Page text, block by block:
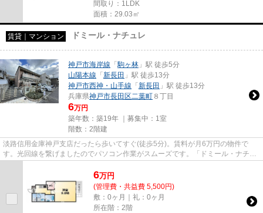
間取り：1LDK
面積：29.03㎡
賃貸｜マンション ドミール・ナチュレ
神戸市海岸線 「駒ヶ林 」駅 徒歩5分
山陽本線 「 新長田 」駅 徒歩13分
神戸市西神・山手線 「 新長田 」駅 徒歩13分
兵庫県神戸市長田区二葉町 ８丁目
6万円
築年数：築19年 ｜募集中： 1室
階数：2階建
淡路信用金庫神戸支店だったら歩いてすぐ(徒歩5分)。賃料が月6万円の物件で
す。光回線を繋げましたのでパソコン作業がスムーズです。「ドミール・ナチュ
6万円
(管理費・共益費 5,500円)
敷：0ヶ月｜礼：0ヶ月
所在階：2階